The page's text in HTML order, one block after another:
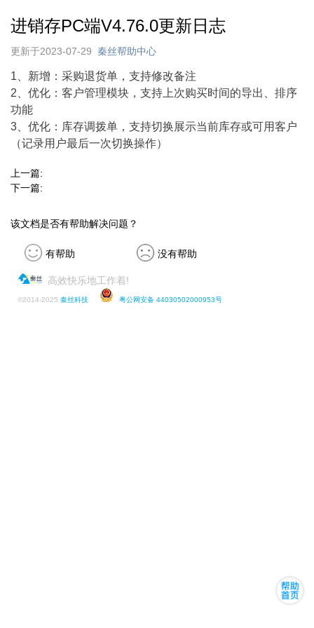
进销存PC端V4.76.0更新日志
更新于2023-07-29 秦丝帮助中心
1、 新增：采购退货单，支持修改备注
2、优化：客户管理模块，支持上次购买时间的导出、排序
功能
3、优化：库存调拨单，支持切换展示当前库存或可用客户
（记录用户最后一次切换操作）
上一篇:
下一篇:
该文档是否有帮助解决问题？
有帮助 没有帮助
高效快乐地工作着!
©2014-2025 秦丝科技 粤公网安备 44030502000953号